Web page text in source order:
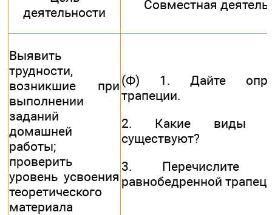
деятельности
Совместная
Выявить
трудности,
возникшие при
выполнении
заданий
домашней
работы;
проверить
уровень усвоения
теоретического
материала
(Ф) 1. Дайте
трапеции.
2. Какие виды
существуют?
3. Перечислите
равнобедренной